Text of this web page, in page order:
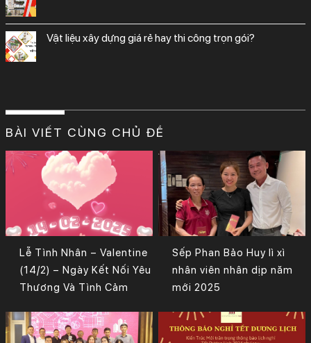
vật liệu xây dựng giá rẻ hay thi công trọn gói?
BÀI VIẾT CÙNG CHỦ ĐỀ
Lễ Tình Nhân – Valentine
(14/2) – Ngày Kết Nối Yêu
Thương Và Tình Cảm
Sếp Phan Bảo Huy lì xì
nhân viên nhân dịp năm
mới 2025